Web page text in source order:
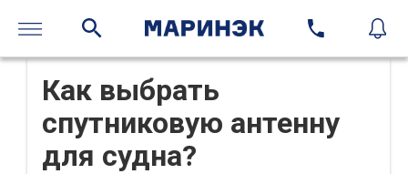
Как выбрать
спутниковую антенну
для судна?